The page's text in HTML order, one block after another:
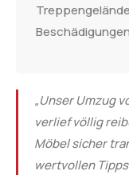
„Unser Umzug
verlief völlig
Möbel sicher
wertvollen